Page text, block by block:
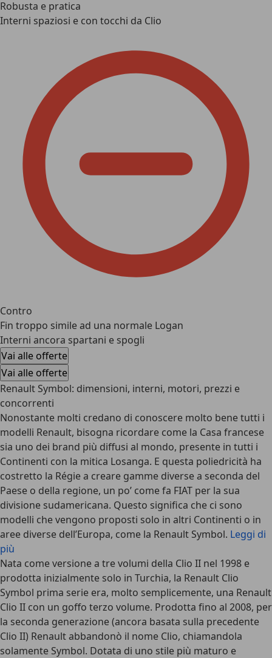
Robusta e pratica
Interni spaziosi e con tocchi da Clio
Contro
Fin troppo simile ad una normale Logan
Interni ancora spartani e spogli
Vai alle offerte
Vai alle offerte
Renault Symbol: dimensioni, interni, motori, prezzi e
concorrenti
Nonostante molti credano di conoscere molto bene tutti i
modelli Renault, bisogna ricordare come la Casa francese
sia uno dei brand più diffusi al mondo, presente in tutti i
Continenti con la mitica Losanga. E questa poliedricità ha
costretto la Régie a creare gamme diverse a seconda del
Paese o della regione, un po’ come fa FIAT per la sua
divisione sudamericana. Questo significa che ci sono
modelli che vengono proposti solo in altri Continenti o in
aree diverse dell’Europa, come la Renault Symbol. Leggi di
più
Nata come versione a tre volumi della Clio II nel 1998 e
prodotta inizialmente solo in Turchia, la Renault Clio
Symbol prima serie era, molto semplicemente, una Renault
Clio II con un goffo terzo volume. Prodotta fino al 2008, per
la seconda generazione (ancora basata sulla precedente
Clio II) Renault abbandonò il nome Clio, chiamandola
solamente Symbol. Dotata di uno stile più maturo e